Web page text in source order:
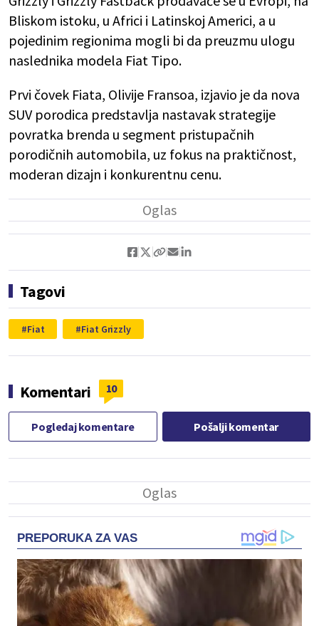
Bliskom istoku, u Africi i Latinskoj Americi, a u
pojedinim regionima mogli bi da preuzmu ulogu
naslednika modela Fiat Tipo.
Prvi čovek Fiata, Olivije Fransoa, izjavio je da nova
SUV porodica predstavlja nastavak strategije
povratka brenda u segment pristupačnih
porodičnih automobila, uz fokus na praktičnost,
moderan dizajn i konkurentnu cenu.
Tagovi
Fiat Fiat Grizzly
Komentari 10
Pogledaj komentare Pošalji komentar
PREPORUKA ZA VAS